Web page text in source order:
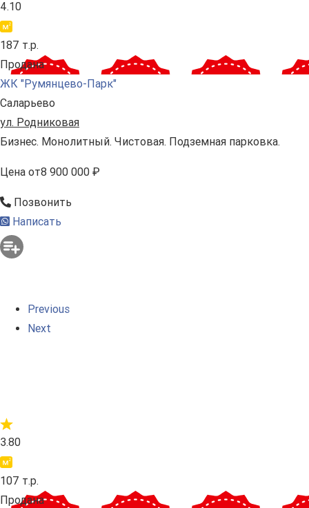
4.10
187 т.р.
Продана
ЖК "Румянцево-Парк"
Саларьево
ул. Родниковая
Бизнес. Монолитный. Чистовая. Подземная парковка.
Цена от8 900 000 ₽
Позвонить
Написать
Previous
Next
3.80
107 т.р.
Продана